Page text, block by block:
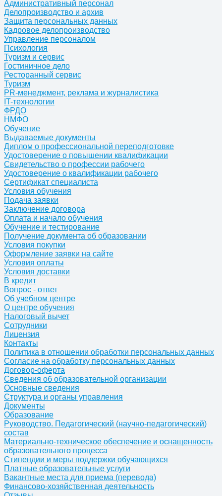
Административный персонал
Делопроизводство и архив
Защита персональных данных
Кадровое делопроизводство
Управление персоналом
Психология
Туризм и сервис
Гостиничное дело
Ресторанный сервис
Туризм
PR-менеджмент, реклама и журналистика
IT-технологии
ФРДО
НМФО
Обучение
Выдаваемые документы
Диплом о профессиональной переподготовке
Удостоверение о повышении квалификации
Свидетельство о профессии рабочего
Удостоверение о квалификации рабочего
Сертификат специалиста
Условия обучения
Подача заявки
Заключение договора
Оплата и начало обучения
Обучение и тестирование
Получение документа об образовании
Условия покупки
Оформление заявки на сайте
Условия оплаты
Условия доставки
В кредит
Вопрос - ответ
Об учебном центре
О центре обучения
Налоговый вычет
Сотрудники
Лицензия
Контакты
Политика в отношении обработки персональных данных
Согласие на обработку персональных данных
Договор-оферта
Сведения об образовательной организации
Основные сведения
Структура и органы управления
Документы
Образование
Руководство. Педагогический (научно-педагогический)
состав
Материально-техническое обеспечение и оснащенность
образовательного процесса
Стипендии и меры поддержки обучающихся
Платные образовательные услуги
Вакантные места для приема (перевода)
Финансово-хозяйственная деятельность